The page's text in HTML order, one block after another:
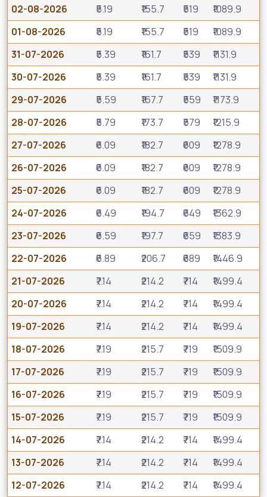
02-08-2026
₹5.19 ₹155.7 ₹519
₹1089.9
01-08-2026
₹5.19 ₹155.7 ₹519
₹1089.9
31-07-2026
₹5.39 ₹161.7 ₹539
₹1131.9
30-07-2026
₹5.39 ₹161.7 ₹539
₹1131.9
29-07-2026
₹5.59 ₹167.7 ₹559
₹1173.9
28-07-2026
₹5.79 ₹173.7 ₹579
₹1215.9
27-07-2026
₹6.09 ₹182.7 ₹609
₹1278.9
26-07-2026
₹6.09 ₹182.7 ₹609
₹1278.9
25-07-2026
₹6.09 ₹182.7 ₹609
₹1278.9
24-07-2026
₹6.49 ₹194.7 ₹649
₹1362.9
23-07-2026
₹6.59 ₹197.7 ₹659
₹1383.9
22-07-2026
₹6.89 ₹206.7 ₹689
₹1446.9
21-07-2026
₹7.14 ₹214.2 ₹714
₹1499.4
20-07-2026
₹7.14 ₹214.2 ₹714
₹1499.4
19-07-2026
₹7.14 ₹214.2 ₹714
₹1499.4
18-07-2026
₹7.19 ₹215.7 ₹719
₹1509.9
17-07-2026
₹7.19 ₹215.7 ₹719
₹1509.9
16-07-2026
₹7.19 ₹215.7 ₹719
₹1509.9
15-07-2026
₹7.19 ₹215.7 ₹719
₹1509.9
14-07-2026
₹7.14 ₹214.2 ₹714
₹1499.4
13-07-2026
₹7.14 ₹214.2 ₹714
₹1499.4
12-07-2026
₹7.14 ₹214.2 ₹714 ₹1499.4